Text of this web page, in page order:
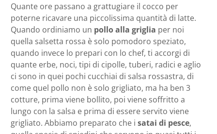
Quante ore passano a grattugiare il cocco per
poterne ricavare una piccolissima quantità di latte.
Quando ordiniamo un pollo alla griglia per noi
quella salsetta rossa è solo pomodoro speziato,
quando invece lo prepari con lo chef, ti accorgi di
quante erbe, noci, tipi di cipolle, tuberi, radici e aglio
ci sono in quei pochi cucchiai di salsa rossastra, di
come quel pollo non è solo grigliato, ma ha ben 3
cotture, prima viene bollito, poi viene soffritto a
lungo con la salsa e prima di essere servito viene
grigliato. Abbiamo preparato che i satai di pesce,